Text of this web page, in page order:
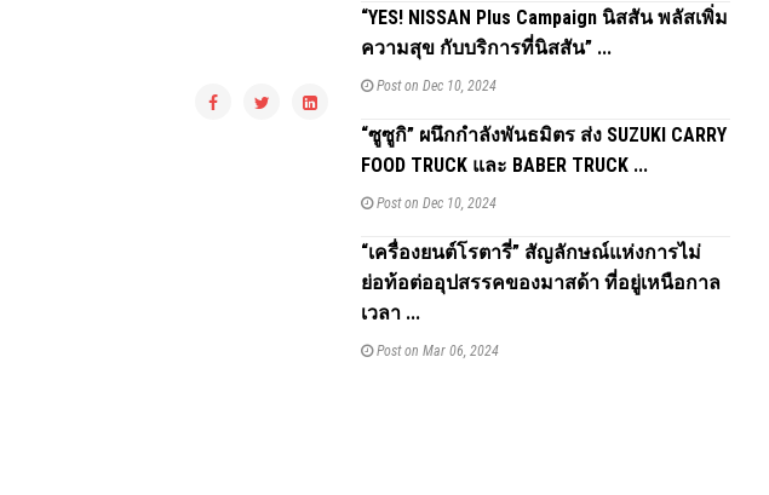
“YES! NISSAN Plus Campaign นิสสัน พลัสเพิ่ม
ความสุข กับบริการที่นิสสัน” ...
Post on Dec 10, 2024
“ซูซูกิ” ผนึกกำลังพันธมิตร ส่ง SUZUKI CARRY
FOOD TRUCK และ BABER TRUCK ...
Post on Dec 10, 2024
“เครื่องยนต์โรตารี่” สัญลักษณ์แห่งการไม่
ย่อท้อต่ออุปสรรคของมาสด้า ที่อยู่เหนือกาล
เวลา ...
Post on Mar 06, 2024